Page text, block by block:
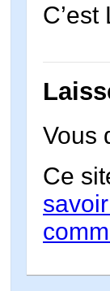
Vous
Ce